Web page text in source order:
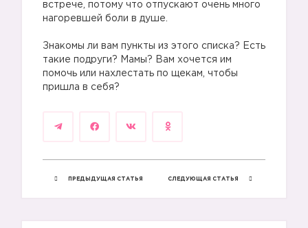
встрече, потому что отпускают очень много
нагоревшей боли в душе.
Знакомы ли вам пункты из этого списка? Есть
такие подруги? Мамы? Вам хочется им
помочь или нахлестать по щекам, чтобы
пришла в себя?
ПРЕДЫДУЩАЯ СТАТЬЯ СЛЕДУЮЩАЯ СТАТЬЯ